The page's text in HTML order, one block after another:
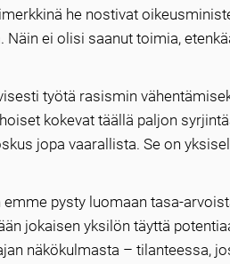
he nostivat
Näin ei olisi saanut toimia,
työtä rasismin
kokevat täällä paljon
jopa vaarallista. Se on
pysty luomaan tasa-
jokaisen yksilön täyttä
näkökulmasta – tilanteessa,